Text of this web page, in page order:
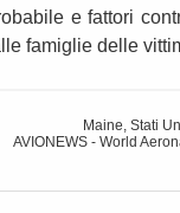
e fattori
famiglie delle
Maine, Stati
AVIONEWS - World